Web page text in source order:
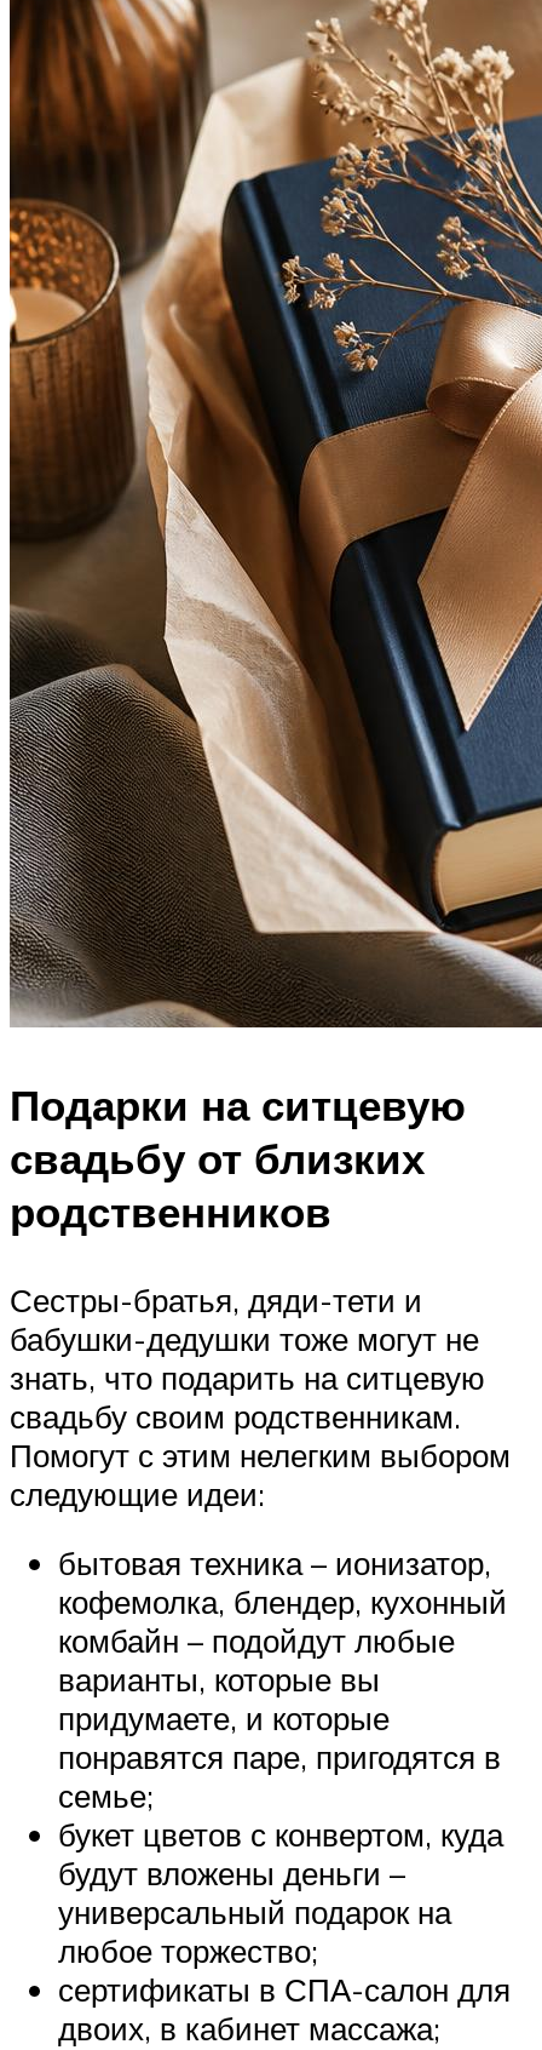
Подарки на ситцевую
свадьбу от близких
родственников
Сестры-братья, дяди-тети и
бабушки-дедушки тоже могут не
знать, что подарить на ситцевую
свадьбу своим родственникам.
Помогут с этим нелегким выбором
следующие идеи:
бытовая техника – ионизатор,
кофемолка, блендер, кухонный
комбайн – подойдут любые
варианты, которые вы
придумаете, и которые
понравятся паре, пригодятся в
семье;
букет цветов с конвертом, куда
будут вложены деньги –
универсальный подарок на
любое торжество;
сертификаты в СПА-салон для
двоих, в кабинет массажа;